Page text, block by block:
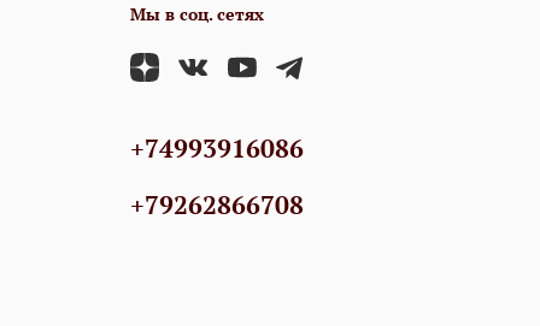
Мы в соц. сетях
+74993916086
+79262866708